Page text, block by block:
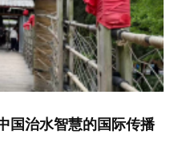
国治水智慧的国际传播